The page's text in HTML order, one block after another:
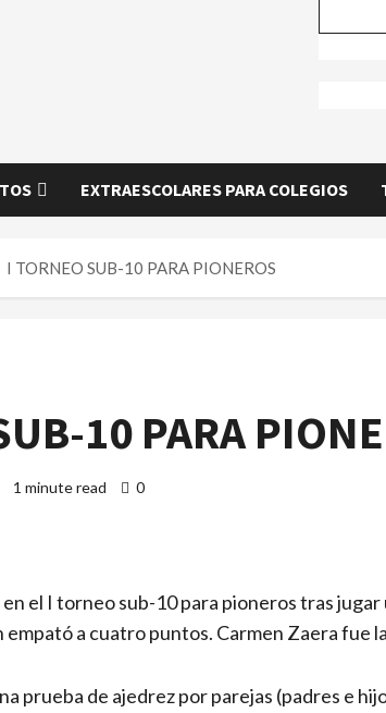
EXTRAESCOLARES PARA COLEGIOS
I TORNEO SUB-10 PARA PIONEROS
10 PARA
1 minute read 0
en el I torneo sub-10 para pioneros tras
empató a cuatro puntos. Carmen Zaera fue
prueba de ajedrez por parejas (padres e